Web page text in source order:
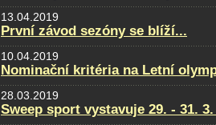
13.04.2019
První závod sezóny se blíží...
10.04.2019
Nominační kritéria na Letní
28.03.2019
Sweep sport vystavuje 29. - 31.